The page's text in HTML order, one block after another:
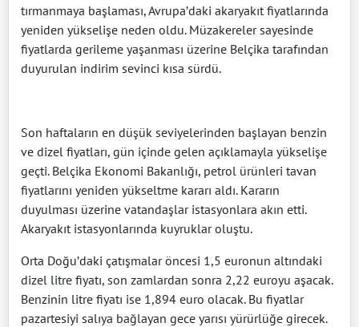
tırmanmaya başlaması, Avrupa’daki akaryakıt fiyatlarında
yeniden yükselişe neden oldu. Müzakereler sayesinde
fiyatlarda gerileme yaşanması üzerine Belçika tarafından
duyurulan indirim sevinci kısa sürdü.
Son haftaların en düşük seviyelerinden başlayan benzin
ve dizel fiyatları, gün içinde gelen açıklamayla yükselişe
geçti. Belçika Ekonomi Bakanlığı, petrol ürünleri tavan
fiyatlarını yeniden yükseltme kararı aldı. Kararın
duyulması üzerine vatandaşlar istasyonlara akın etti.
Akaryakıt istasyonlarında kuyruklar oluştu.
Orta Doğu’daki çatışmalar öncesi 1,5 euronun altındaki
dizel litre fiyatı, son zamlardan sonra 2,22 euroyu aşacak.
Benzinin litre fiyatı ise 1,894 euro olacak. Bu fiyatlar
pazartesiyi salıya bağlayan gece yarısı yürürlüğe girecek.